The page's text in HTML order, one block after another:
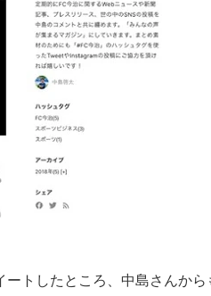
トしたところ、中島さんから